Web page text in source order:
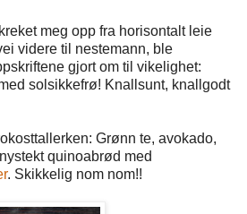
meg opp fra horisontalt leie
videre til nestemann, ble
gjort om til vikelighet:
solsikkefrø! Knallsunt, knallgodt
Grønn te, avokado,
quinoabrød med
. Skikkelig nom nom!!